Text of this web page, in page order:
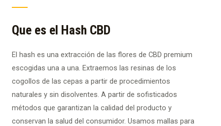
Que es el Hash CBD
El hash es una extracción de las flores de CBD premium
escogidas una a una. Extraemos las resinas de los
cogollos de las cepas a partir de procedimientos
naturales y sin disolventes. A partir de sofisticados
métodos que garantizan la calidad del producto y
conservan la salud del consumidor. Usamos mallas para